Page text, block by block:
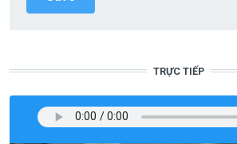
TRỰC TIẾP